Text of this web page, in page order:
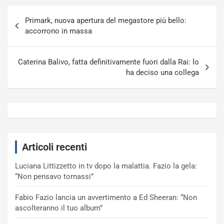
articoli
Primark, nuova apertura del megastore più bello:
accorrono in massa
Caterina Balivo, fatta definitivamente fuori dalla Rai: lo
ha deciso una collega
Articoli recenti
Luciana Littizzetto in tv dopo la malattia. Fazio la gela:
“Non pensavo tornassi”
Fabio Fazio lancia un avvertimento a Ed Sheeran: “Non
ascolteranno il tuo album”